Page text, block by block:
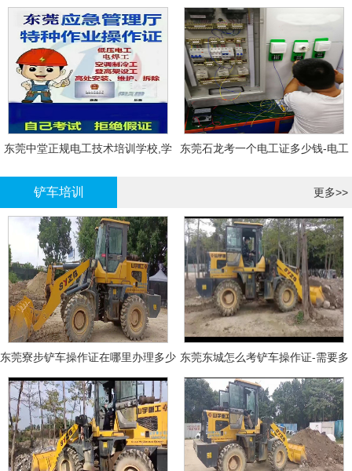
钱?需要什么条件?
多少?
东莞中堂正规电工技术培训学校,学
东莞石龙考一个电工证多少钱-电工
铲车培训 更多>>
东莞寮步铲车操作证在哪里办理多少
钱
东莞东城怎么考铲车操作证-需要多
少钱?